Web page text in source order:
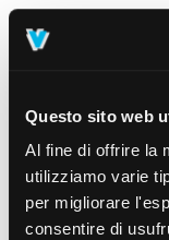
Questo sito web
Al fine di offrire la
utilizziamo varie
per migliorare
consentire di